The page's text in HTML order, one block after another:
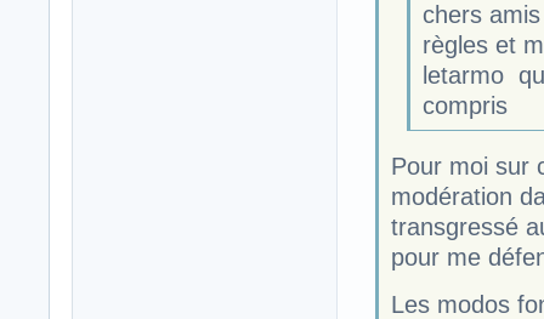
chers
règles et
letarmo
compris
Pour moi sur
modération
transgressé
pour me
Les modos